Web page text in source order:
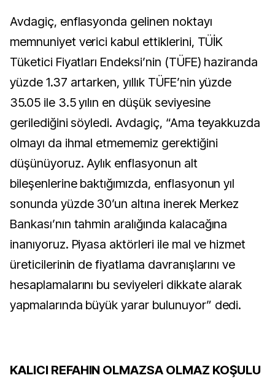
Avdagiç, enflasyonda gelinen noktayı
memnuniyet verici kabul ettiklerini, TÜİK
Tüketici Fiyatları Endeksi’nin (TÜFE) haziranda
yüzde 1.37 artarken, yıllık TÜFE’nin yüzde
35.05 ile 3.5 yılın en düşük seviyesine
gerilediğini söyledi. Avdagiç, “Ama teyakkuzda
olmayı da ihmal etmememiz gerektiğini
düşünüyoruz. Aylık enflasyonun alt
bileşenlerine baktığımızda, enflasyonun yıl
sonunda yüzde 30’un altına inerek Merkez
Bankası’nın tahmin aralığında kalacağına
inanıyoruz. Piyasa aktörleri ile mal ve hizmet
üreticilerinin de fiyatlama davranışlarını ve
hesaplamalarını bu seviyeleri dikkate alarak
yapmalarında büyük yarar bulunuyor” dedi.
KALICI REFAHIN OLMAZSA OLMAZ KOŞULU